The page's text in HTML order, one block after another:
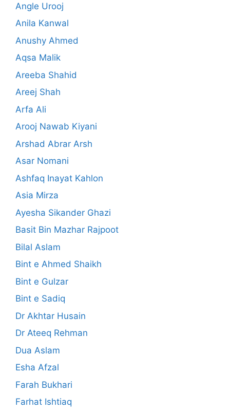
Angle Urooj
Anila Kanwal
Anushy Ahmed
Aqsa Malik
Areeba Shahid
Areej Shah
Arfa Ali
Arooj Nawab Kiyani
Arshad Abrar Arsh
Asar Nomani
Ashfaq Inayat Kahlon
Asia Mirza
Ayesha Sikander Ghazi
Basit Bin Mazhar Rajpoot
Bilal Aslam
Bint e Ahmed Shaikh
Bint e Gulzar
Bint e Sadiq
Dr Akhtar Husain
Dr Ateeq Rehman
Dua Aslam
Esha Afzal
Farah Bukhari
Farhat Ishtiaq